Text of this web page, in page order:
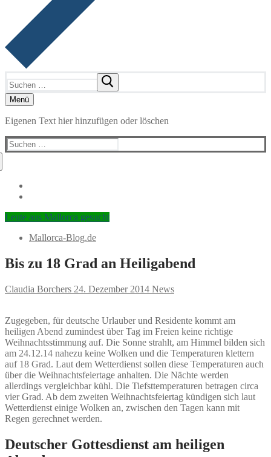
nach:
Menü
Eigenen Text hier hinzufügen oder löschen
Suchen
nach:
Leute aus Mallorca gesucht
Mallorca-Blog.de
Bis zu 18 Grad an Heiligabend
Claudia Borchers 24. Dezember 2014 News
Zugegeben, für deutsche Urlauber und Residente kommt am
heiligen Abend zumindest über Tag im Freien keine richtige
Weihnachtsstimmung auf. Die Sonne strahlt, am Himmel bilden sich
am 24.12.14 nahezu keine Wolken und die Temperaturen klettern
auf 18 Grad. Laut dem Wetterdienst sollen diese Temperaturen auch
über die Weihnachtsfeiertage anhalten. Die Nächte werden
allerdings vergleichbar kühl. Die Tiefsttemperaturen betragen circa
vier Grad. Ab dem zweiten Weihnachtsfeiertag kündigen sich laut
Wetterdienst einige Wolken an, zwischen den Tagen kann mit
Regen gerechnet werden.
Deutscher Gottesdienst am heiligen